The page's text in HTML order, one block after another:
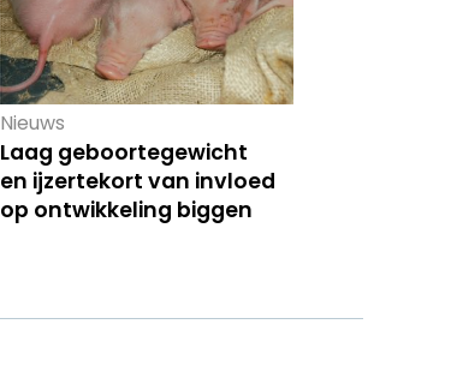
Nieuws
Laag geboortegewicht
en ijzertekort van invloed
op ontwikkeling biggen